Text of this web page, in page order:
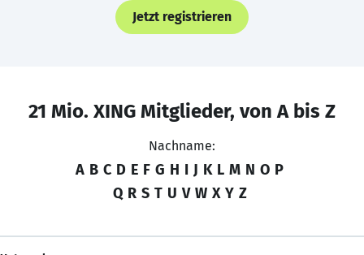
Jetzt registrieren
21 Mio. XING Mitglieder, von A bis Z
Nachname:
A B C D E F G H I J K L M N O P
Q R S T U V W X Y Z